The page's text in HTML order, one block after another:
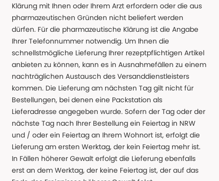
Klärung mit Ihnen oder Ihrem Arzt erfordern oder die aus
pharmazeutischen Gründen nicht beliefert werden
dürfen. Für die pharmazeutische Klärung ist die Angabe
Ihrer Telefonnummer notwendig. Um Ihnen die
schnellstmögliche Lieferung Ihrer rezeptpflichtigen Artikel
anbieten zu können, kann es in Ausnahmefällen zu einem
nachträglichen Austausch des Versanddienstleisters
kommen. Die Lieferung am nächsten Tag gilt nicht für
Bestellungen, bei denen eine Packstation als
Lieferadresse angegeben wurde. Sofern der Tag oder der
nächste Tag nach Ihrer Bestellung ein Feiertag in NRW
und / oder ein Feiertag an Ihrem Wohnort ist, erfolgt die
Lieferung am ersten Werktag, der kein Feiertag mehr ist.
In Fällen höherer Gewalt erfolgt die Lieferung ebenfalls
erst an dem Werktag, der keine Feiertag ist, der auf das